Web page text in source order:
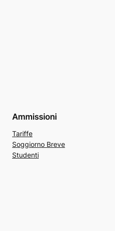
Ammissioni
Tariffe
Soggiorno Breve
Studenti